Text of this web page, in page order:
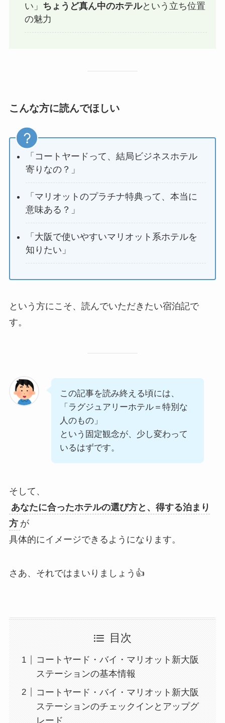
い」 ちょうど真ん中のホテルという立ち位置
の魅力
こんな方に読んでほしい
「コートヤードって、結局ビジネスホテル
寄りなの？」
「マリオットのプラチナ特典って、本当に
意味ある？」
「大阪で使いやすいマリオット系ホテルを
知りたい」
という方にこそ、読んでいただきたい宿泊記で
す。
この記事を読み終える頃には、
「ラグジュアリーホテル＝特別な
人のもの」
という固定観念が、少し変わって
いるはずです。
そして、
あなたに合ったホテルの選び方と、得する泊まり
方 が
具体的にイメージできるようになります。
さあ、それではまいりましょう👍
目次
コートヤード・バイ・マリオット新大阪
ステーションの基本情報
コートヤード・バイ・マリオット新大阪
ステーションのチェックインとアップグ
レード